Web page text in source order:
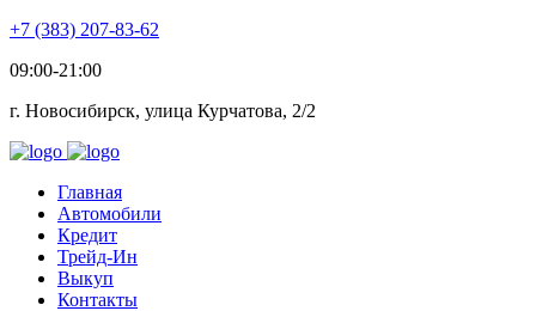
+7 (383) 207-83-62
09:00-21:00
г. Новосибирск, улица Курчатова, 2/2
Главная
Автомобили
Кредит
Трейд-Ин
Выкуп
Контакты